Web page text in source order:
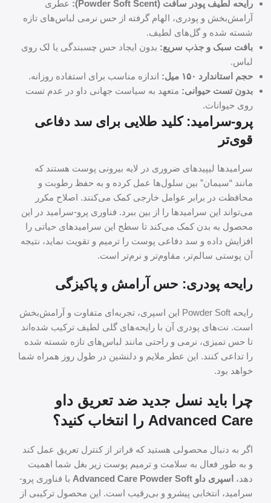
رایحه لطیف پودر سافت (Powder Soft Scent):
عطری
آرامش‌بخش و پودری، الهام گرفته از حس نرمی لباس‌های تازه
شسته شده و گل‌های لطیف.
بافت سبک و جذب سریع: بدون ایجاد حس چسبندگی یا لک روی
لباس.
حجم استاندارد ۱۵۰ میل:
اندازه مناسب برای استفاده روزانه.
بدون تست حیوانی: متعهد به سیاست جهانی داو در عدم تست
روی حیوانات.
پرو-سرامید: کلید طلایی برای سد دفاعی
قوی‌تر
سرامیدها لیپیدهای ضروری در لایه بیرونی پوست هستند که
مانند “سیمان” بین سلول‌ها عمل کرده و به حفظ رطوبت و
محافظت در برابر عوامل خارجی کمک می‌کنند. اصلاح مکرر
می‌تواند این سرامیدها را از بین ببرد. فناوری پرو-سرامید در این
محصول به بدن کمک می‌کند تا سطح این سرامیدهای حیاتی را
افزایش داده و سد دفاعی پوست را ترمیم و تقویت نماید، نتیجه
آن پوستی سالم‌تر، مقاوم‌تر و نرم‌تر است.
رایحه پودری: حس آرامش و پاکیزگی
رایحه Powder Soft این اسپری، تجربه‌ای متفاوت و آرامش‌بخش
است. نت‌های پودری آن با رایحه‌های گلی لطیف ترکیب شده‌اند
تا حس تمیزی، نرمی و راحتی مانند لباس‌های تازه شسته شده
را تداعی کنند. این عطر ملایم و دلنشین در طول روز همراه شما
خواهد بود.
چرا باید نسل جدید ضد تعریق داو
Advanced Care را انتخاب کنید؟
اگر به دنبال محصولی هستید که فراتر از کنترل تعریق عمل کند
و به طور فعال به سلامت و ترمیم پوست زیر بغل شما اهمیت
دهد، اسپری داو Advanced Care Powder Soft
با فناوری پرو-
سرامید، انتخابی پیشرو و بی‌رقیب است. این محصول ترکیبی از